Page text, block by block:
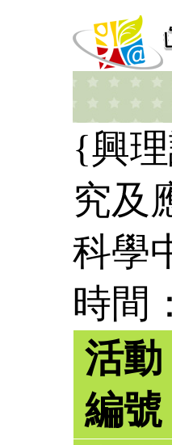
{興
究及
科學
時間
活動
編號